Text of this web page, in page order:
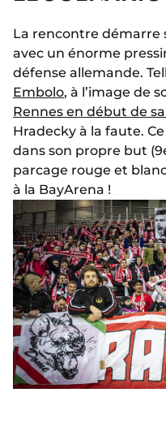
La rencontre démarre
avec un énorme
défense allemande.
Embolo, à l’image de
Rennes en début de
Hradecky à la faute.
dans son propre but
parcage rouge et
à la BayArena !